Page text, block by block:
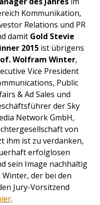
Kommunikation,
Relations und PR
damit Gold Stevie
2015 ist übrigens
Wolfram Winter,
Vice President
Public
& Ad Sales und
der Sky
Network GmbH,
von
ihm ist zu verdanken,
erfolglosen
sein Image nachhaltig
der bei den
Jury-Vorsitzend
.